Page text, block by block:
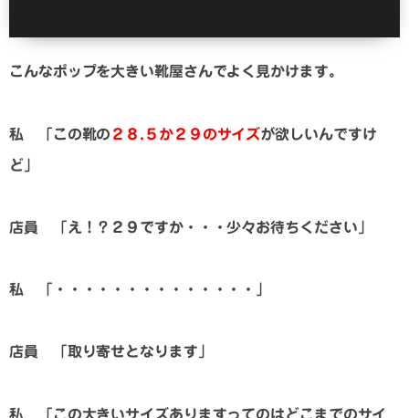
こんなポップを大きい靴屋さんでよく見かけます。
私 「この靴の ２８.５か２９のサイズが欲しいんですけ
ど」
店員 「え！？２９ですか・・・少々お待ちください」
私 「・・・・・・・・・・・・・・」
店員 「取り寄せとなります」
私 「この大きいサイズありますってのはどこまでのサイ